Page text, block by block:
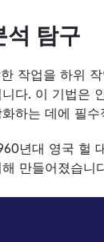
석 탐구
작업을 하위
다. 이 기법은
하는 데에 필수
년대 영국 헐
만들어졌습